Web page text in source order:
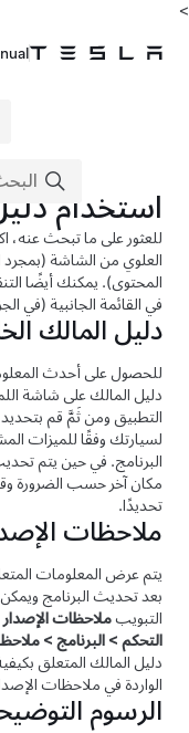
استخدام دليل
للعثور على ما تبحث عنه،
العلوي من الشاشة (بمجرد
المحتوى). يمكنك أيضًا
في القائمة الجانبية (في
دليل المالك
للحصول على أحدث
دليل المالك على شاشة
التطبيق ومن ثَمَّ قم بتحديد
لسيارتك وفقًا للميزات
مكان آخر حسب الضرورة وقد
تحديدًا.
ملاحظات الإصدار
يتم عرض المعلومات
بعد تحديث البرنامج ويمكن
التبويبملاحظات الإصدارفي
التحكم>البرنامج>ملاحظات
دليل المالك المتعلق
الواردة في ملاحظات
الرسوم